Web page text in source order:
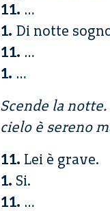
11. …
1. Di notte
11. …
1. …
Scende la
cielo è sereno
11. Lei è grave.
1. Si.
11. …